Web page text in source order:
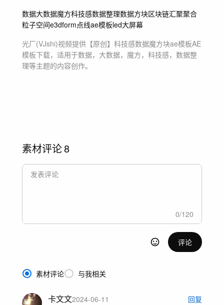
数据大数据魔方科技感数据整理数据方块区块链汇聚聚合
粒子空间e3dform点线ae模板led大屏幕
光厂(VJshi)视频提供 【原创】科技感数据魔方块ae模板AE
模板下载，适用于数据，大数据，魔方，科技感，数据整
理等主题的内容创作。
素材评论8
0/120
评论
素材评论 与我相关
卡文文2024-06-11
回复